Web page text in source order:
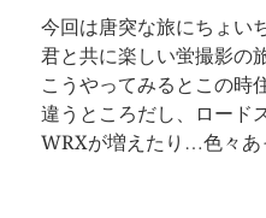
今回は唐突な旅にちょい
君と共に楽しい蛍撮影の
こうやってみるとこの時
違うところだし、ロード
WRXが増えたり…色々あ